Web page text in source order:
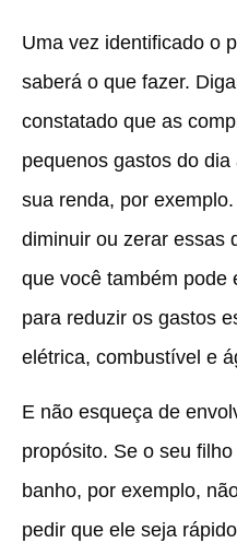
Uma vez identificado o
saberá o que fazer.
constatado que as
pequenos gastos do
sua renda, por
diminuir ou zerar essas
que você também pode
para reduzir os gastos
elétrica, combustível e
E não esqueça de
propósito. Se o seu
banho, por exemplo,
pedir que ele seja